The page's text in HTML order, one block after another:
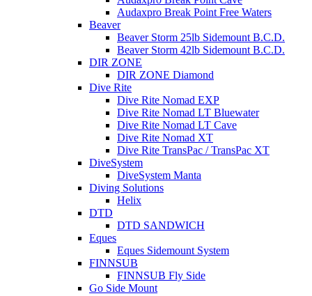
Audaxpro Break Point Free Waters
Beaver
Beaver Storm 25lb Sidemount B.C.D.
Beaver Storm 42lb Sidemount B.C.D.
DIR ZONE
DIR ZONE Diamond
Dive Rite
Dive Rite Nomad EXP
Dive Rite Nomad LT Bluewater
Dive Rite Nomad LT Cave
Dive Rite Nomad XT
Dive Rite TransPac / TransPac XT
DiveSystem
DiveSystem Manta
Diving Solutions
Helix
DTD
DTD SANDWICH
Eques
Eques Sidemount System
FINNSUB
FINNSUB Fly Side
Go Side Mount